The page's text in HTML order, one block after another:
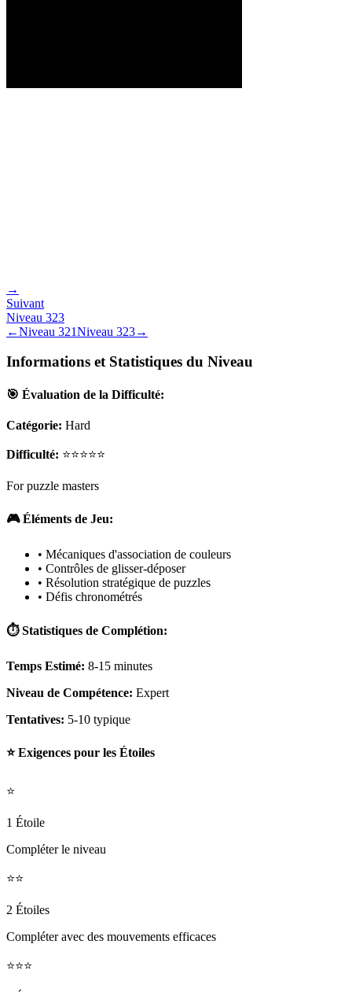
→
Suivant
Niveau 323
←Niveau 321Niveau 323→
Informations et Statistiques du Niveau
🎯 Évaluation de la Difficulté:
Catégorie: Hard
Difficulté: ⭐⭐⭐⭐⭐
For puzzle masters
🎮 Éléments de Jeu:
• Mécaniques d'association de couleurs
• Contrôles de glisser-déposer
• Résolution stratégique de puzzles
• Défis chronométrés
⏱️ Statistiques de Complétion:
Temps Estimé: 8-15 minutes
Niveau de Compétence: Expert
Tentatives: 5-10 typique
⭐ Exigences pour les Étoiles
⭐
1 Étoile
Compléter le niveau
⭐⭐
2 Étoiles
Compléter avec des mouvements efficaces
⭐⭐⭐